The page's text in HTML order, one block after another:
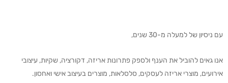
עם ניסיון של למעלה מ-30 שנים,
אנו גאים להוביל את הענף ולספק פתרונות אריזה, דקורציה, שקיות, עיצובי
אירועים, מוצרי אריזה לעסקים, סלסלאות, מוצרים בעיצוב אישי ואחסון.